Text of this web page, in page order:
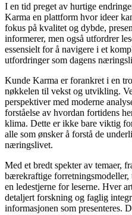
I en tid preget av hurtige
Karma en plattform hvor ideer
fokus på kvalitet og dybde,
informerer, men også utfordrer
essensielt for å navigere i et
utfordringer som dagens
Kunde Karma er forankret i en
nøkkelen til vekst og utvikling.
perspektiver med moderne
forståelse av hvordan fortidens
klima. Dette er ikke bare viktig
alle som ønsker å forstå de
næringslivet.
Med et bredt spekter av temaer,
bærekraftige
en ledestjerne for leserne. Hver
detaljert forskning og faglig
informasjonen som presenteres.